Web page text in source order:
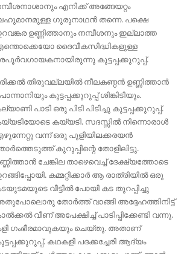
എനിക്ക് അങ്ങേയറ്റം
ഗുരുനാഥന്‍ തന്നെ. പക്ഷെ
ഉണ്ണിത്താനും നമ്പീശനും ഇല്ലാത്ത
ദൈവീകസിദ്ധികളുള്ള
കുട്ടപ്പക്കുറുപ്പ്.
തിരുവല്ലയിൽ നീലകണ്ഠന്‍ ഉണ്ണിത്താന്‍
കുട്ടപ്പക്കുറുപ്പ് ശിങ്കിടിയും.
പാടി ഒരു പിടി പിടിച്ചു കുട്ടപ്പക്കുറുപ്പ്.
കയ്യടി. സദസ്സില്‍ നിന്നൊരാള്‍
വന്ന്‌ ഒരു പുളിയിലക്കരയന്‍
കുറുപ്പിന്റെ തോളിലിട്ടു.
ചേങ്കില താഴെവെച്ച് ദേക്ഷ്യത്തോടെ
കമ്മറ്റിക്കാര്‍ ആ രാത്രിയില്‍ ഒരു
വീട്ടില്‍ പോയി കട തുറപ്പിച്ചു
തോര്‍ത്ത് വാങ്ങി അദ്ദേഹത്തിനിട്ട്
വീണ് അപേക്ഷിച്ച് പാടിപ്പിക്കേണ്ടി വന്നു.
ഗംഭീരമാവുകയും ചെയ്തു. അതാണ്‌
കഥകളി പദക്കച്ചേരി ആദ്യം